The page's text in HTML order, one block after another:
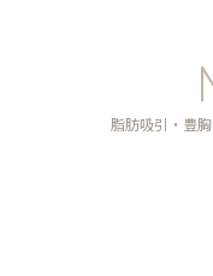
脂肪吸引・豊